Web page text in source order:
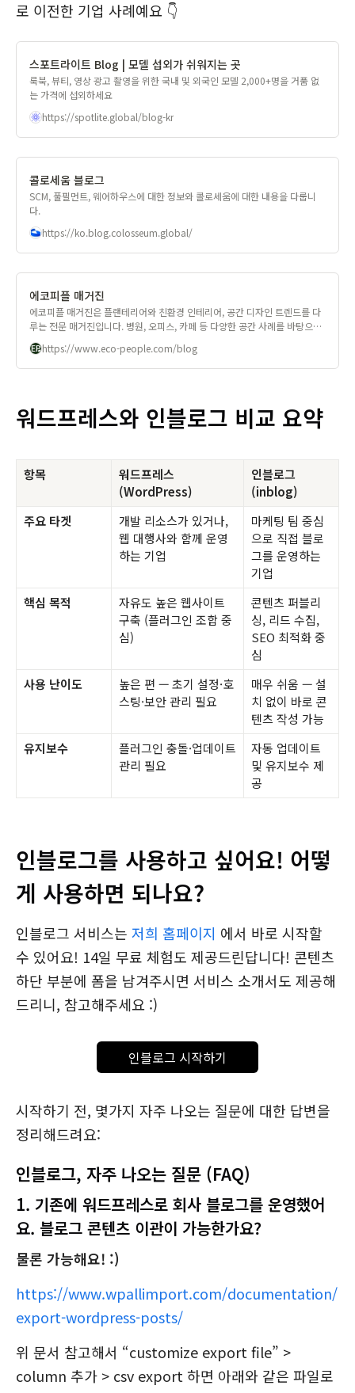
로 이전한 기업 사례예요 👇
스포트라이트 Blog | 모델 섭외가 쉬워지는 곳
룩북, 뷰티, 영상 광고 촬영을 위한 국내 및 외국인 모델 2,000+명을 거품 없
는 가격에 섭외하세요
https://spotlite.global/blog-kr
콜로세움 블로그
SCM, 풀필먼트, 웨어하우스에 대한 정보와 콜로세움에 대한 내용을 다룹니
다.
https://ko.blog.colosseum.global/
에코피플 매거진
에코피플 매거진은 플랜테리어와 친환경 인테리어, 공간 디자인 트렌드를 다
루는 전문 매거진입니다. 병원, 오피스, 카페 등 다양한 공간 사례를 바탕으로
지속가능한 디자인과 기후,환경 인사이트를 전하며 브랜드 철학과 ESG 가치
를 담은 콘텐츠를 제공합니다.
https://www.eco-people.com/blog
워드프레스와 인블로그 비교 요약
항목
워드프레스
(WordPress)
인블로그
(inblog)
주요 타겟
개발 리소스가 있거나,
웹 대행사와 함께 운영
하는 기업
마케팅 팀 중심
으로 직접 블로
그를 운영하는
기업
핵심 목적
자유도 높은 웹사이트
구축 (플러그인 조합 중
심)
콘텐츠 퍼블리
싱, 리드 수집,
SEO 최적화 중
심
사용 난이도
높은 편 — 초기 설정·호
스팅·보안 관리 필요
매우 쉬움 — 설
치 없이 바로 콘
텐츠 작성 가능
유지보수
플러그인 충돌·업데이트
관리 필요
자동 업데이트
및 유지보수 제
공
인블로그를 사용하고 싶어요! 어떻
게 사용하면 되나요?
인블로그 서비스는 저희 홈페이지 에서 바로 시작할
수 있어요! 14일 무료 체험도 제공드린답니다! 콘텐츠
하단 부분에 폼을 남겨주시면 서비스 소개서도 제공해
드리니, 참고해주세요 :)
인블로그 시작하기
시작하기 전, 몇가지 자주 나오는 질문에 대한 답변을
정리해드려요:
인블로그, 자주 나오는 질문 (FAQ)
1. 기존에 워드프레스로 회사 블로그를 운영했어
요. 블로그 콘텐츠 이관이 가능한가요?
물론 가능해요! :)
https://www.wpallimport.com/documentation/
export-wordpress-posts/
위 문서 참고해서 “customize export file” >
column 추가 > csv export 하면 아래와 같은 파일로